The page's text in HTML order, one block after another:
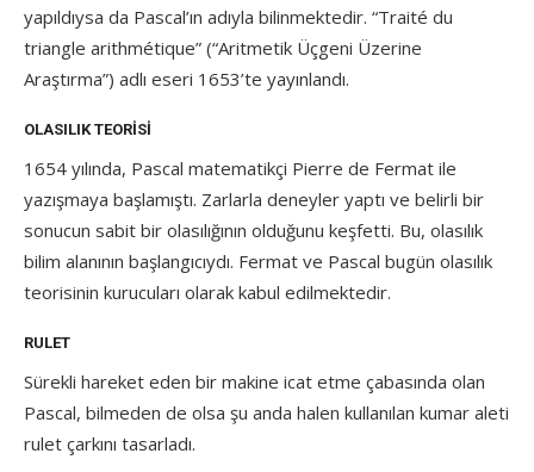
yapıldıysa da Pascal’ın adıyla bilinmektedir. “Traité du
triangle arithmétique” (“Aritmetik Üçgeni Üzerine
Araştırma”) adlı eseri 1653’te yayınlandı.
OLASILIK TEORISI
1654 yılında, Pascal matematikçi Pierre de Fermat ile
yazışmaya başlamıştı. Zarlarla deneyler yaptı ve belirli bir
sonucun sabit bir olasılığının olduğunu keşfetti. Bu, olasılık
bilim alanının başlangıcıydı. Fermat ve Pascal bugün olasılık
teorisinin kurucuları olarak kabul edilmektedir.
RULET
Sürekli hareket eden bir makine icat etme çabasında olan
Pascal, bilmeden de olsa şu anda halen kullanılan kumar aleti
rulet çarkını tasarladı.